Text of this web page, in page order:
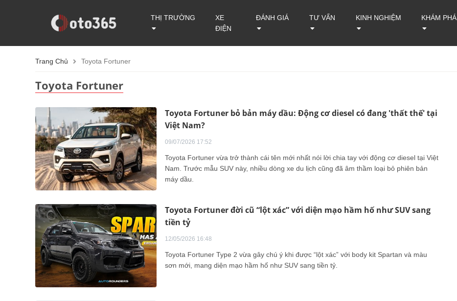
THỊ TRƯỜNG
XE
ĐIỆN
ĐÁNH GIÁ TƯ VẤN KINH NGHIỆM KHÁM PHÁ
Trang Chủ Toyota Fortuner
Toyota Fortuner
Toyota Fortuner bỏ bản máy dầu: Động cơ diesel có đang 'thất thế' tại
Việt Nam?
09/07/2026 17:52
Toyota Fortuner vừa trở thành cái tên mới nhất nói lời chia tay với động cơ diesel tại Việt
Nam. Trước mẫu SUV này, nhiều dòng xe du lịch cũng đã âm thầm loại bỏ phiên bản
máy dầu.
Toyota Fortuner đời cũ “lột xác” với diện mạo hầm hố như SUV sang
tiền tỷ
12/05/2026 16:48
Toyota Fortuner Type 2 vừa gây chú ý khi được “lột xác” với body kit Spartan và màu
sơn mới, mang diện mạo hầm hố như SUV sang tiền tỷ.